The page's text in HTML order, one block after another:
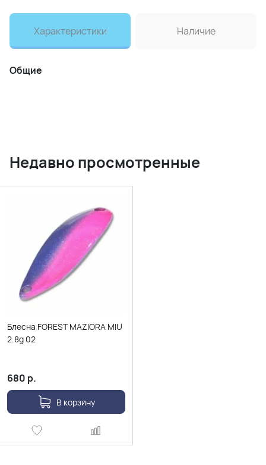
Характеристики Наличие
Общие
Недавно просмотренные
Блесна FOREST MAZIORA MIU
2.8g 02
680 р.
В корзину